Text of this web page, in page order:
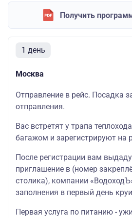
Получить
1 день
Москва
Отправление в рейс. Посадка
отправления.
Вас встретят у трапа
багажом и зарегистрируют на
После регистрации вам
приглашение в (номер
столика), компании
заполнения в первый день
Первая услуга по питанию -